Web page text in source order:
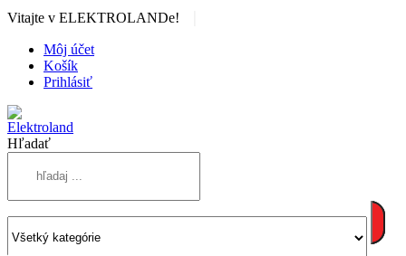
Vitajte v ELEKTROLANDe!
Môj účet
Košík
Prihlásiť
Hľadať